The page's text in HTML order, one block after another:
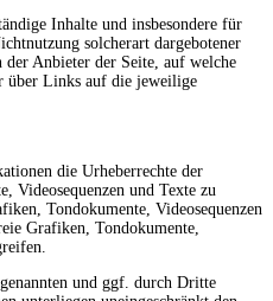
Inhalte und insbesondere für
solcherart dargebotener
Anbieter der Seite, auf welche
über Links auf die jeweilige
die Urheberrechte der
Videosequenzen und Texte zu
Tondokumente, Videosequenzen
Grafiken, Tondokumente,
und ggf. durch Dritte